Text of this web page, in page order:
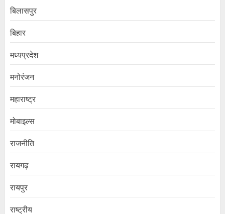
बिलासपुर
बिहार
मध्यप्रदेश
मनोरंजन
महाराष्ट्र
मोबाइल्स
राजनीति
रायगढ़
रायपुर
राष्ट्रीय